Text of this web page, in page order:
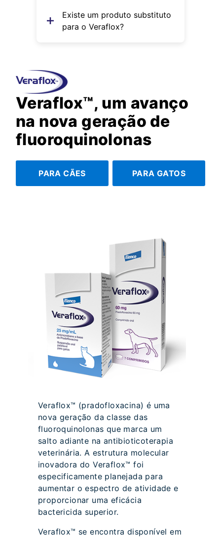
Existe um produto substituto
para o Veraflox?
Veraflox™️, um avanço
na nova geração de
fluoroquinolonas
PARA CÃES PARA GATOS
Veraflox™ (pradofloxacina) é uma
nova geração da classe das
fluoroquinolonas que marca um
salto adiante na antibioticoterapia
veterinária. A estrutura molecular
inovadora do Veraflox™ foi
especificamente planejada para
aumentar o espectro de atividade e
proporcionar uma eficácia
bactericida superior.
Veraflox™ se encontra disponível em